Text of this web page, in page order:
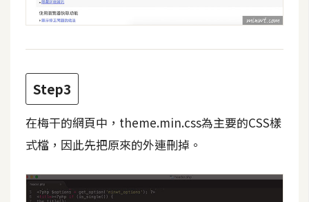
d
P
r
s
安
與
設
Step3
在梅干的網頁中，theme.min.css為主要的CSS樣
式檔，因此先把原來的外連刪掉。